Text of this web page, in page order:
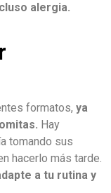
alergia.
formatos, ya
Hay
tomando sus
hacerlo más tarde.
a tu rutina y